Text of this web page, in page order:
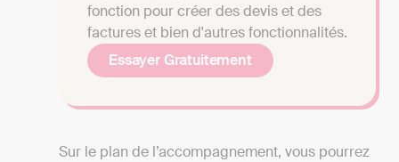
fonction pour créer des devis et des
factures et bien d'autres fonctionnalités.
Essayer Gratuitement
Sur le plan de l’accompagnement, vous pourrez